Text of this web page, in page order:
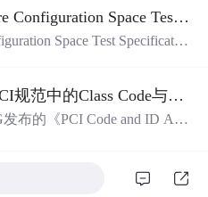
化。重点解析虚拟地址到物
性保障、外碎片优化机制，
PCI Express Architecture Configuration Space Test Specification Revision 5.0, Version 1.0 (CB).pdf
Space Test Specificatio
【计算机硬件接口】PCI规范中的Class Code与Capability ID分配：设备功能分类及扩展能力标识系统设计
布的《PCI Code and ID Assi